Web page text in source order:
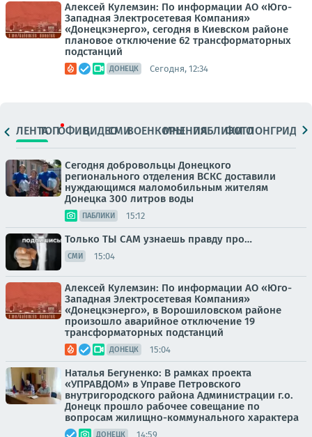
Алексей Кулемзин: По информации АО «Юго-
Западная Электросетевая Компания»
«Донецкэнерго», сегодня в Киевском районе
плановое отключение 62 трансформаторных
подстанций
ДОНЕЦК Сегодня, 12:34
ЛЕНТАТОПОФИЦ.ВИДЕОСМИВОЕНКОРЫМНЕНИЯПАБЛИКИ
ФОТОЛОНГРИДЫ
Сегодня добровольцы Донецкого
регионального отделения ВСКС доставили
нуждающимся маломобильным жителям
Донецка 300 литров воды
ПАБЛИКИ 15:12
Только ТЫ САМ узнаешь правду про…
СМИ 15:04
Алексей Кулемзин: По информации АО «Юго-
Западная Электросетевая Компания»
«Донецкэнерго», в Ворошиловском районе
произошло аварийное отключение 19
трансформаторных подстанций
ДОНЕЦК 15:04
Наталья Бегуненко: В рамках проекта
«УПРАВДОМ» в Управе Петровского
внутригородского района Администрации г.о.
Донецк прошло рабочее совещание по
вопросам жилищно-коммунального характера
ДОНЕЦК 14:59